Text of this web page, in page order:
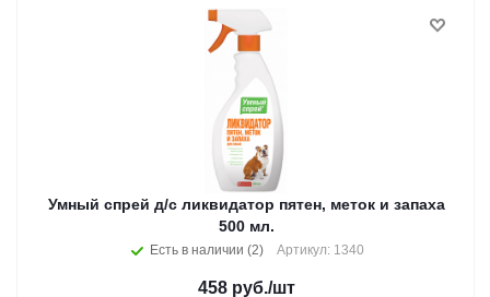
Умный спрей д/с ликвидатор пятен, меток и запаха
500 мл.
Есть в наличии (2) Артикул: 1340
458руб./шт